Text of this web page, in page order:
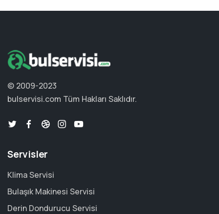
© 2009-2023
bulservisi.com Tüm Hakları Saklıdır.
Servisler
Klima Servisi
Bulaşık Makinesi Servisi
Derin Dondurucu Servisi